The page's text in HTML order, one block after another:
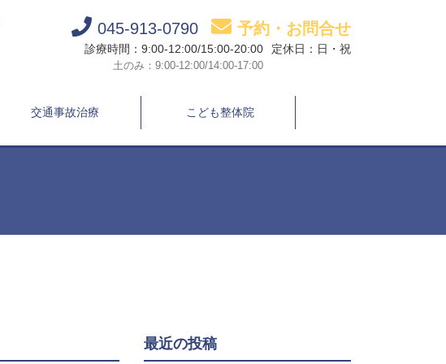
045-913-0790 予約・お問合せ
診療時間：9:00-12:00/15:00-20:00
土のみ：9:00-12:00/14:00-17:00
定休日：日・祝
交通事故治療 こども整体院
最近の投稿